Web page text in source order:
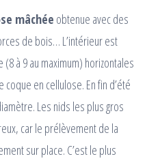
mâchée obtenue avec des
de bois… L’intérieur est
à 9 au maximum) horizontales
en cellulose. En fin d’été
Les nids les plus gros
car le prélèvement de la
sur place. C’est le plus